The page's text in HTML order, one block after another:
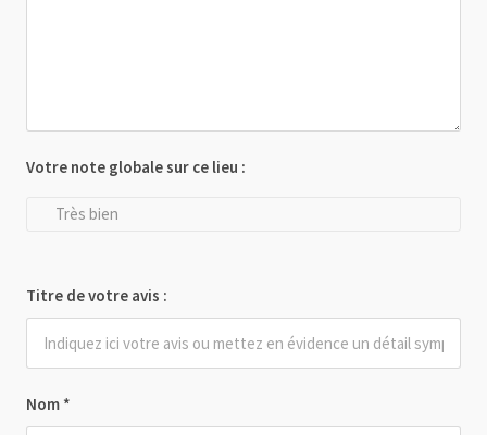
Nom *
Votre note globale sur ce lieu :
Très bien
Titre de votre avis :